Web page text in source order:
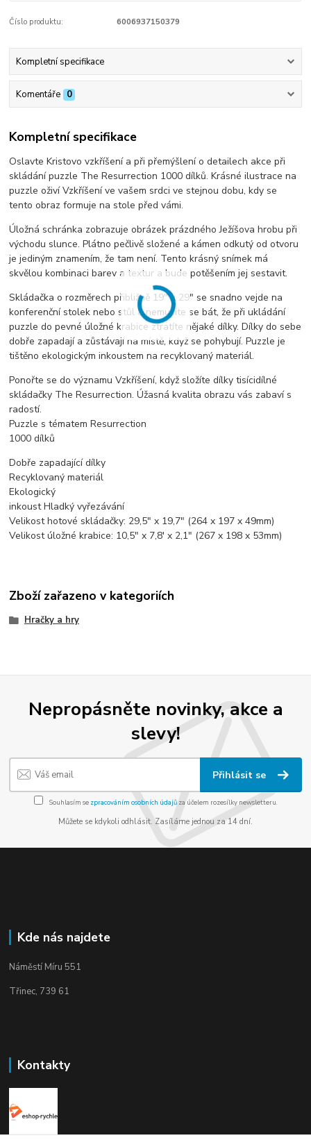
Číslo produktu: 6006937150379
Kompletní specifikace
Komentáře 0
Kompletní specifikace
Oslavte Kristovo vzkříšení a při přemýšlení o detailech akce při
skládání puzzle The Resurrection 1000 dílků. Krásné ilustrace na
puzzle oživí Vzkříšení ve vašem srdci ve stejnou dobu, kdy se
tento obraz formuje na stole před vámi.
Úložná schránka zobrazuje obrázek prázdného Ježíšova hrobu při
východu slunce. Plátno pečlivě složené a kámen odkutý od otvoru
je jediným znamením, že tam není. Tento krásný snímek má
skvělou kombinaci barev a textur a bude potěšením jej sestavit.
Skládačka o rozměrech přibližně 19" x 29" se snadno vejde na
konferenční stolek nebo stůl a nemusíte se bát, že při ukládání
puzzle do pevné úložné krabice ztratíte nějaké dílky. Dílky do sebe
dobře zapadají a zůstávají na místě, když se pohybují. Puzzle je
tištěno ekologickým inkoustem na recyklovaný materiál.
Ponořte se do významu Vzkříšení, když složíte dílky tisícidílné
skládačky The Resurrection. Úžasná kvalita obrazu vás zabaví s
radostí.
Puzzle s tématem Resurrection
1000 dílků
Dobře zapadající dílky
Recyklovaný materiál
Ekologický
inkoust Hladký vyřezávání
Velikost hotové skládačky: 29,5" x 19,7" (264 x 197 x 49mm)
Velikost úložné krabice: 10,5" x 7,8' x 2,1" (267 x 198 x 53mm)
Zboží zařazeno v kategoriích
Hračky a hry
Nepropásněte novinky, akce a
slevy!
Přihlásit se
Souhlasím se zpracováním osobních údajůza účelem rozesílky newsletteru.
Můžete se kdykoli odhlásit. Zasíláme jednou za 14 dní.
Kde nás najdete
Náměstí Míru 551
Třinec, 739 61
Kontakty